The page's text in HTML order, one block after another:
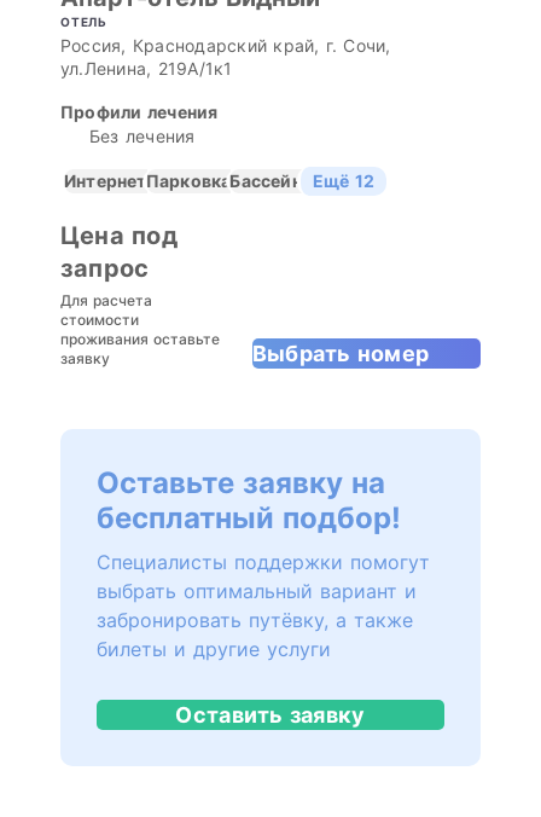
ОТЕЛЬ
Россия, Краснодарский край, г. Сочи,
ул.Ленина, 219А/1к1
Профили лечения
Без лечения
ИнтернетПарковкаБассейн Ещё 12
Цена под
запрос
Для расчета
стоимости
проживания оставьте
заявку
Выбрать номер
Оставьте заявку на
бесплатный подбор!
Специалисты поддержки помогут
выбрать оптимальный вариант и
забронировать путёвку, а также
билеты и другие услуги
Оставить заявку